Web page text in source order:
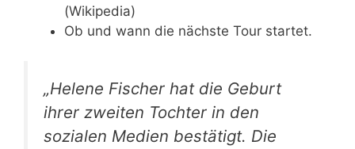
(Wikipedia)
Ob und wann die nächste Tour startet.
„Helene Fischer hat die Geburt
ihrer zweiten Tochter in den
sozialen Medien bestätigt. Die